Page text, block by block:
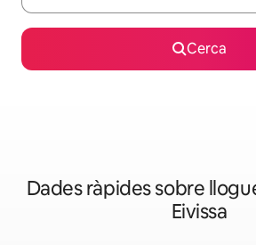
Cerca
Dades ràpides sobre
Eivissa